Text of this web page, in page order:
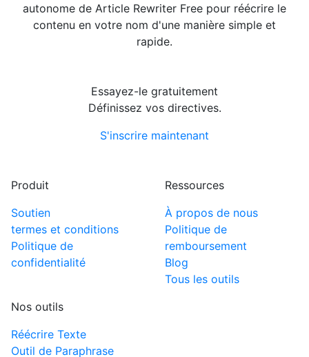
autonome de Article Rewriter Free pour réécrire le
contenu en votre nom d'une manière simple et
rapide.
Essayez-le gratuitement
Définissez vos directives.
S'inscrire maintenant
Produit
Soutien
termes et conditions
Politique de
confidentialité
Ressources
À propos de nous
Politique de
remboursement
Blog
Tous les outils
Nos outils
Réécrire Texte
Outil de Paraphrase